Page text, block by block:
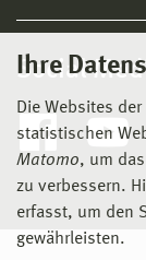
Ihre
Die Websites
statistischen
Matomo, um
zu verbessern.
erfasst, um den
gewährleisten.
Social